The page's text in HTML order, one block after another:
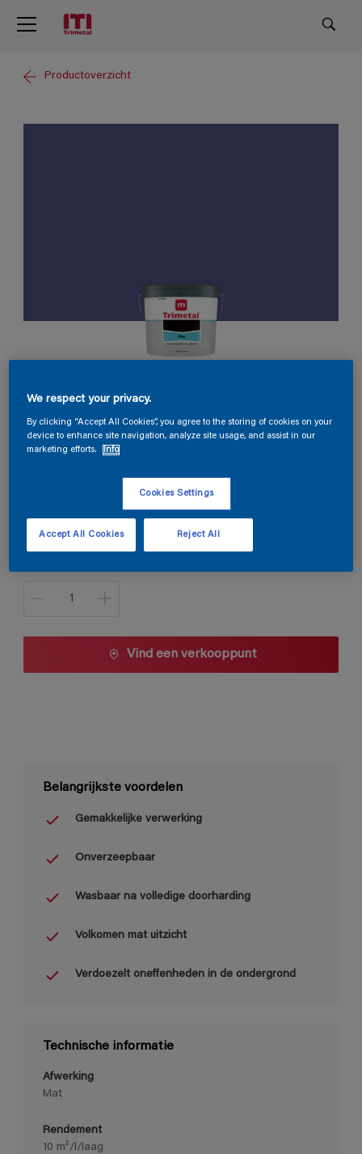
Productoverzicht
Trimetal Mat
V6.30.30
1 L
1 L
Vind een verkooppunt
Belangrijkste voordelen
Gemakkelijke verwerking
Onverzeepbaar
Wasbaar na volledige doorharding
Volkomen mat uitzicht
Verdoezelt oneffenheden in de ondergrond
Technische informatie
Afwerking
Mat
Rendement
10 m²/l/laag
We respect your privacy.
By clicking “Accept All Cookies”, you agree to the storing of cookies on your
device to enhance site navigation, analyze site usage, and assist in our
marketing efforts.
Info
Cookies Settings
Reject All
Accept All Cookies